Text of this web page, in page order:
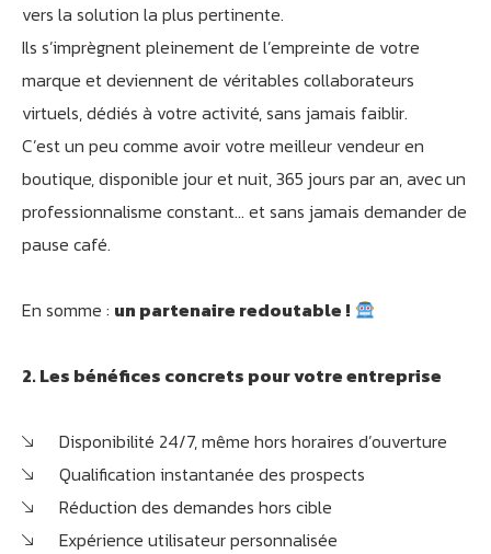
vers la solution la plus pertinente.
Ils s’imprègnent pleinement de l’empreinte de votre
marque et deviennent de véritables collaborateurs
virtuels, dédiés à votre activité, sans jamais faiblir.
C’est un peu comme avoir votre meilleur vendeur en
boutique, disponible jour et nuit, 365 jours par an, avec un
professionnalisme constant… et sans jamais demander de
pause café.
En somme : un partenaire redoutable !
2. Les bénéfices concrets pour votre entreprise
Disponibilité 24/7, même hors horaires d’ouverture
Qualification instantanée des prospects
Réduction des demandes hors cible
Expérience utilisateur personnalisée